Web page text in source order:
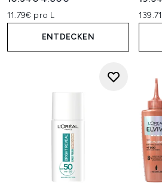
11.79€ pro L
ENTDECKEN